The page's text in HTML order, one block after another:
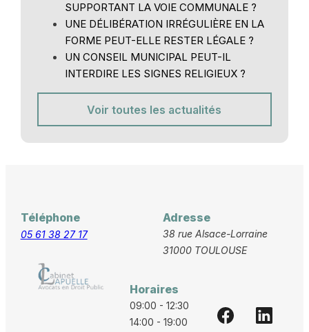
SUPPORTANT LA VOIE COMMUNALE ?
UNE DÉLIBÉRATION IRRÉGULIÈRE EN LA
FORME PEUT-ELLE RESTER LÉGALE ?
UN CONSEIL MUNICIPAL PEUT-IL
INTERDIRE LES SIGNES RELIGIEUX ?
Voir toutes les actualités
Téléphone
05 61 38 27 17
Adresse
38 rue Alsace-Lorraine
31000 TOULOUSE
Horaires
09:00 - 12:30
14:00 - 19:00